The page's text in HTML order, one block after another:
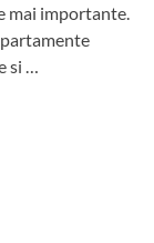
mai importante.
…